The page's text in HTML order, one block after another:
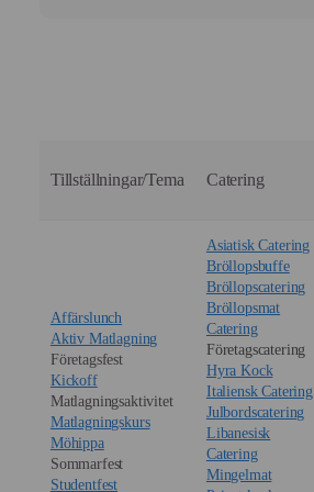
Tillställningar/Tema Catering
Affärslunch
Aktiv Matlagning
Företagsfest
Kickoff
Matlagningsaktivitet
Matlagningskurs
Möhippa
Sommarfest
Studentfest
Asiatisk Catering
Bröllopsbuffe
Bröllopscatering
Bröllopsmat
Catering
Företagscatering
Hyra Kock
Italiensk Catering
Julbordscatering
Libanesisk
Catering
Mingelmat